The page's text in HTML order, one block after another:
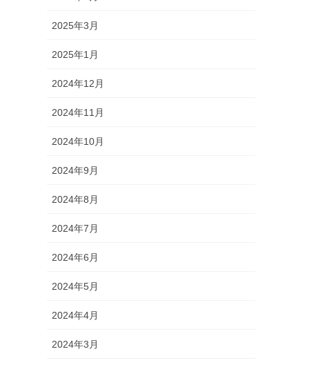
2025年3月
2025年1月
2024年12月
2024年11月
2024年10月
2024年9月
2024年8月
2024年7月
2024年6月
2024年5月
2024年4月
2024年3月